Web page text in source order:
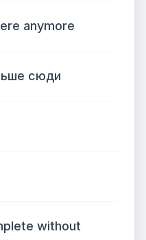
anymore
сюди
without